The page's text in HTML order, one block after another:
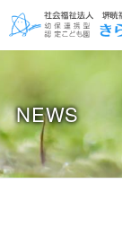
NEWS